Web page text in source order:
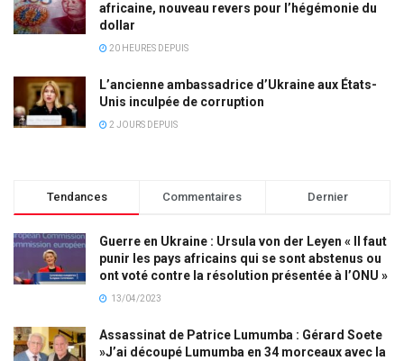
africaine, nouveau revers pour l’hégémonie du
dollar
20 HEURES DEPUIS
L’ancienne ambassadrice d’Ukraine aux États-
Unis inculpée de corruption
2 JOURS DEPUIS
Tendances Commentaires Dernier
Guerre en Ukraine : Ursula von der Leyen « Il faut
punir les pays africains qui se sont abstenus ou
ont voté contre la résolution présentée à l’ONU »
13/04/2023
Assassinat de Patrice Lumumba : Gérard Soete
»J’ai découpé Lumumba en 34 morceaux avec la